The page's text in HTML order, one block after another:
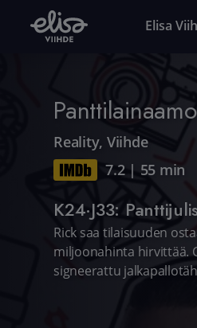
Panttilainaamo
Reality, Viihde
7.2| 55 min
K24·J33:
Rick saa tilaisuuden
miljoonahinta hirvittää.
signeerattu